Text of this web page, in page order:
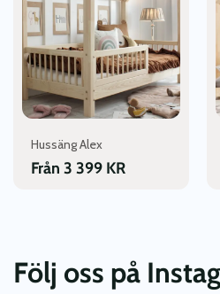
Hussäng Alex
Från 3 399 KR
flera
varianter.
De
olika
alternativen
kan
produktsidan
Följ oss på